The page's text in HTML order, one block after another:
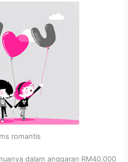
romantis
dalam anggaran RM40,000